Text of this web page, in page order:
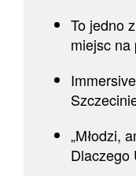
To jedno
miejsc na
„Młodzi,
Dlaczego